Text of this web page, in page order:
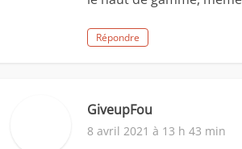
Répondre
GiveupFou
8 avril 2021 à 13 h 43 min